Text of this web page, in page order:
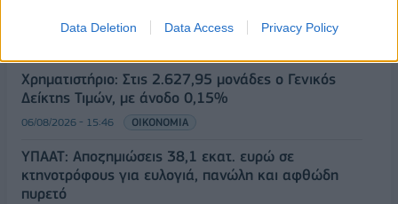
Data Deletion Data Access Privacy Policy
προσέλκυση πελατών
Χρηματιστήριο: Στις 2.627,95 μονάδες ο Γενικός
Δείκτης Τιμών, με άνοδο 0,15%
06/08/2026 - 15:46 ΟΙΚΟΝΟΜΙΑ
ΥΠΑΑΤ: Αποζημιώσεις 38,1 εκατ. ευρώ σε
κτηνοτρόφους για ευλογιά, πανώλη και αφθώδη
πυρετό